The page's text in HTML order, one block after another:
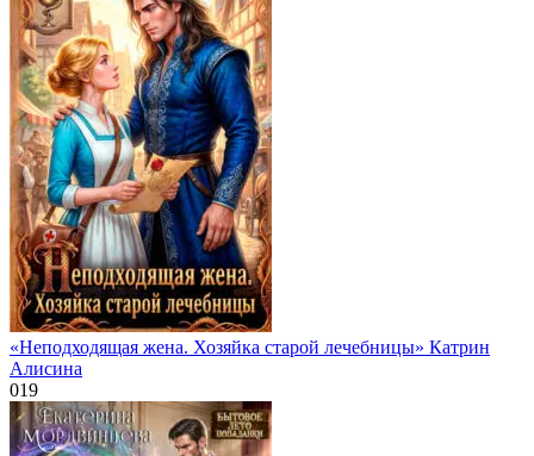
«Неподходящая жена. Хозяйка старой лечебницы» Катрин
Алисина
019